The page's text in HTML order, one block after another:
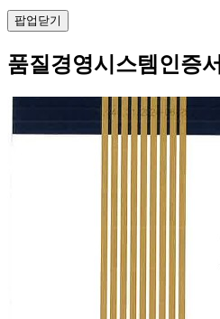
팝업닫기
품질경영시스템인증서